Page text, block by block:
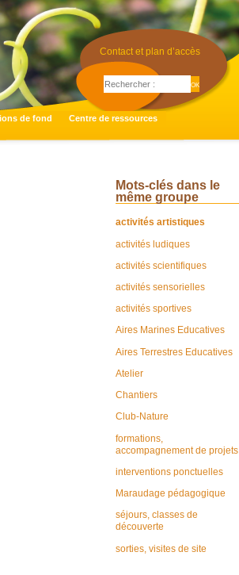
Contact et plan d’accès
de fond
Centre de ressources
Mots-clés dans le
même groupe
activités artistiques
activités ludiques
activités scientifiques
activités sensorielles
activités sportives
Aires Marines Educatives
Aires Terrestres Educatives
Atelier
Chantiers
Club-Nature
formations,
accompagnement de projets
interventions ponctuelles
Maraudage pédagogique
séjours, classes de
découverte
sorties, visites de site